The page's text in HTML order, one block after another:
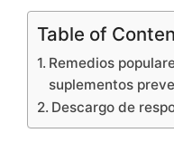
Table of
Remedios
suplementos
Descargo de